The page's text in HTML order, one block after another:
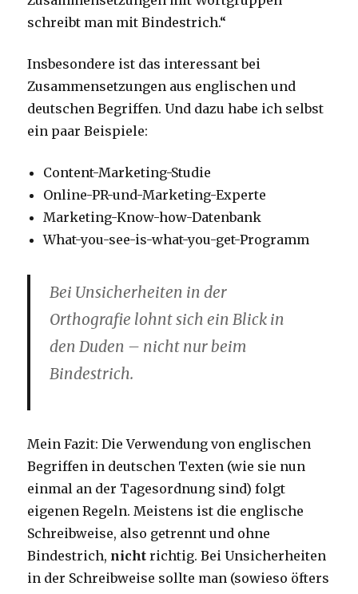
schreibt man mit Bindestrich.“
Insbesondere ist das interessant bei
Zusammensetzungen aus englischen und
deutschen Begriffen. Und dazu habe ich selbst
ein paar Beispiele:
Content-Marketing-Studie
Online-PR-und-Marketing-Experte
Marketing-Know-how-Datenbank
What-you-see-is-what-you-get-Programm
Bei Unsicherheiten in der
Orthografie lohnt sich ein Blick in
den Duden – nicht nur beim
Bindestrich.
Mein Fazit: Die Verwendung von englischen
Begriffen in deutschen Texten (wie sie nun
einmal an der Tagesordnung sind) folgt
eigenen Regeln. Meistens ist die englische
Schreibweise, also getrennt und ohne
Bindestrich, nicht richtig. Bei Unsicherheiten
in der Schreibweise sollte man (sowieso öfters